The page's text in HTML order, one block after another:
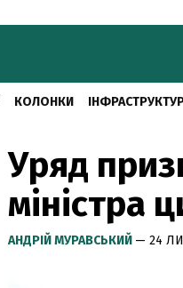
КОЛОНКИ
Уряд
міністра
АНДРІЙ МУРАВСЬКИЙ — 24